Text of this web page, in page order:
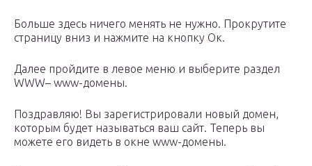
Больше здесь ничего менять не нужно. Прокрутите
страницу вниз и нажмите на кнопку Ок.
Далее пройдите в левое меню и выберите раздел
WWW– www-домены.
Поздравляю! Вы зарегистрировали новый домен,
которым будет называться ваш сайт. Теперь вы
можете его видеть в окне www-домены.